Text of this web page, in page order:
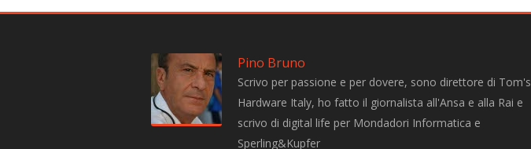
Pino Bruno
Scrivo per passione e per dovere, sono direttore di Tom's
Hardware Italy, ho fatto il giornalista all'Ansa e alla Rai e
scrivo di digital life per Mondadori Informatica e
Sperling&Kupfer